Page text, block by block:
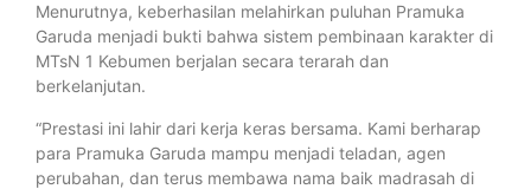
Menurutnya, keberhasilan melahirkan puluhan Pramuka
Garuda menjadi bukti bahwa sistem pembinaan karakter di
MTsN 1 Kebumen berjalan secara terarah dan
berkelanjutan.
“Prestasi ini lahir dari kerja keras bersama. Kami berharap
para Pramuka Garuda mampu menjadi teladan, agen
perubahan, dan terus membawa nama baik madrasah di